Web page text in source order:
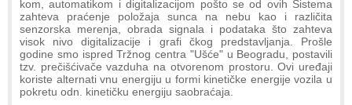
kom, automatikom i digitalizacijom pošto se od ovih Sistema
zahteva praćenje položaja sunca na nebu kao i različita
senzorska merenja, obrada signala i podataka što zahteva
visok nivo digitalizacije i grafi čkog predstavljanja. Prošle
godine smo ispred Tržnog centra "Ušće" u Beogradu, postavili
tzv. prečišćivače vazduha na otvorenom prostoru. Ovi uređaji
koriste alternati vnu energiju u formi kinetičke energije vozila u
pokretu odn. kinetičku energiju saobraćaja.